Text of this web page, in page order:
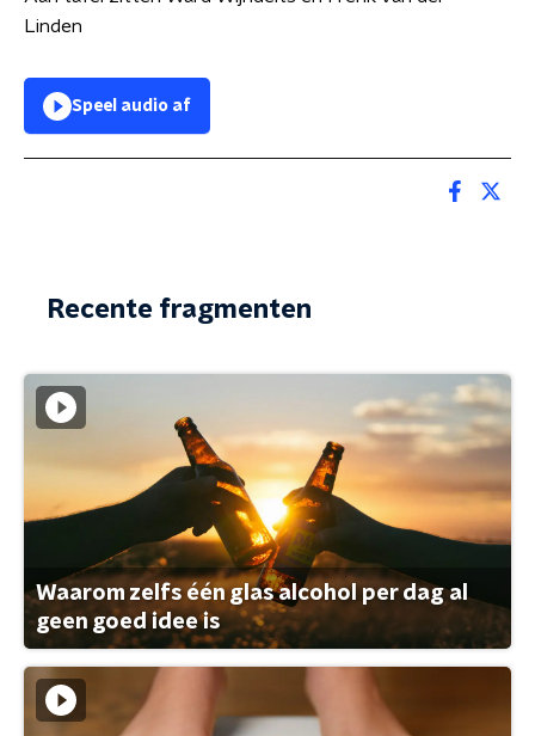
Linden
Speel audio af
Recente fragmenten
Waarom zelfs één glas alcohol per dag al
geen goed idee is